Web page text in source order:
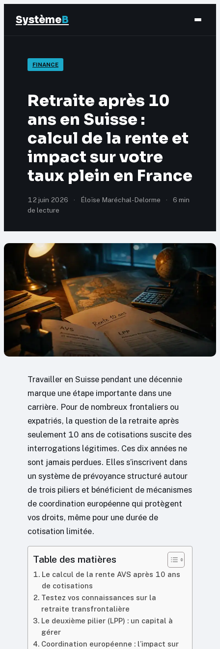
SystèmeB
Finance
Marketing
FINANCE
Retraite après 10
ans en Suisse :
calcul de la rente et
impact sur votre
taux plein en France
12 juin 2026 · Éloïse Maréchal-Delorme ·
6 min
de lecture
Travailler en Suisse pendant une décennie
marque une étape importante dans une
carrière. Pour de nombreux frontaliers ou
expatriés, la question de la retraite après
seulement 10 ans de cotisations suscite des
interrogations légitimes. Ces dix années ne
sont jamais perdues. Elles s’inscrivent dans
un système de prévoyance structuré autour
de trois piliers et bénéficient de mécanismes
de coordination européenne qui protègent
vos droits, même pour une durée de
cotisation limitée.
Table des matières
Le calcul de la rente AVS après 10 ans
de cotisations
Testez vos connaissances sur la
retraite transfrontalière
Le deuxième pilier (LPP) : un capital à
gérer
Coordination européenne : l’impact sur